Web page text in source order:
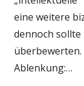
eine weitere
dennoch
überbewerten.
Ablenkung:…